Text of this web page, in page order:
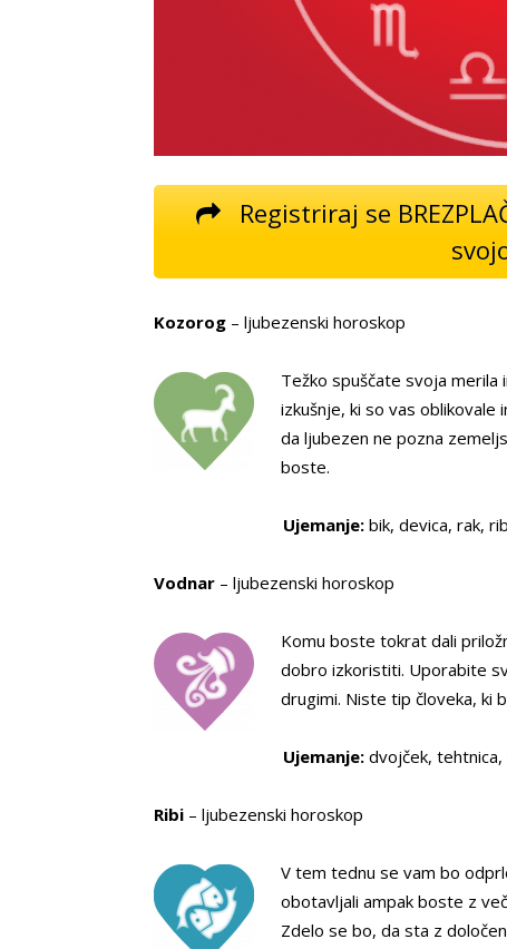
Registriraj se
Kozorog – ljubezenski horoskop
Težko spuščate svoja merila
izkušnje, ki so vas
da ljubezen ne pozna
boste.
Ujemanje: bik, devica, rak,
Vodnar – ljubezenski horoskop
Komu boste tokrat dali
dobro izkoristiti. Uporabite
drugimi. Niste tip človeka, ki
Ujemanje: dvojček,
Ribi – ljubezenski horoskop
V tem tednu se vam bo
obotavljali ampak boste z
Zdelo se bo, da sta z